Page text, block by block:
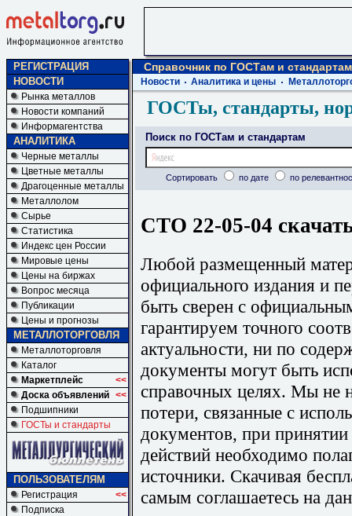
РЕГИСТРАЦИЯ
НОВОСТИ
Рынка металлов
Новости компаний
Информагентства
АНАЛИТИКА
Черные металлы
Цветные металлы
Драгоценные металлы
Металлолом
Сырье
Статистика
Индекс цен России
Мировые цены
Цены на биржах
Вопрос месяца
Публикации
Цены и прогнозы
МЕТАЛЛОТОРГОВЛЯ
Металлоторговля
Каталог
Маркетплейс
<<
Доска объявлений <<
Подшипники
ГОСТы и стандарты
ПОЛЬЗОВАТЕЛЯМ
Регистрация
<<
Подписка
Справочник по ГОСТам и стандартам
Новости Аналитика и цены
ГОСТы, стандарты,
Поиск по ГОСТам и стандартам
Сортировать по дате по
СТО 22-05-04
Любой размещенный
официального издания и
быть сверен с
гарантируем точного
актуальности, ни по
документы могут быть
справочных целях. Мы не
потери, связанные с
документов, при
действий необходимо
источники. Скачивая
самым соглашаетесь на